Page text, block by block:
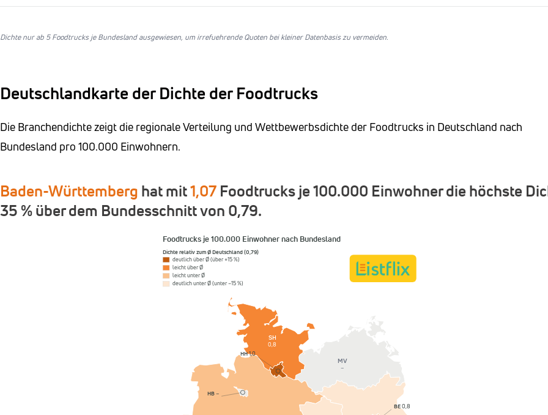
Dichte nur ab 5 Foodtrucks je Bundesland ausgewiesen, um irrefuehrende Quoten bei kleiner Datenbasis zu vermeiden.
Deutschlandkarte der Dichte der Foodtrucks
Die Branchendichte zeigt die regionale Verteilung und Wettbewerbsdichte der Foodtrucks in Deutschland nach
Bundesland pro 100.000 Einwohnern.
Baden-Württemberg hat mit1,07 Foodtrucks je 100.000 Einwohner die höchste
35 % über dem Bundesschnitt von 0,79.
Foodtrucks je 100.000 Einwohner nach Bundesland
Dichte relativ zum Ø Deutschland (0,79)
deutlich über Ø (über +15 %)
leicht über Ø
leicht unter Ø
deutlich unter Ø (unter −15 %)
MV
–
SH
0,8
BE0,8
HB–
HH1,0